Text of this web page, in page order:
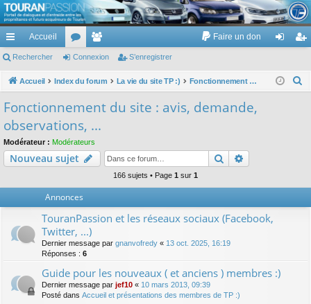
TouranPassion
Le forum des propriétaires ou futurs acquéreurs du Volkswagen Touran
cc
ès
pi
de
Accueil
or
u
e
m
Faire un don
ne nr
Rechercher Connexion S’enregistrer
Accueil Index du forum La vie du site TP :) Fonctionnement du site : avis, demande, observations, ...
h
Fonctionnement du site : avis, demande,
observations, ...
Modérateur : Modérateurs
Nouveau sujet Rechercher
166 sujets • Page 1 sur 1
Annonces
TouranPassion et les réseaux sociaux (Facebook,
Twitter, ...)
Dernier message par gnanvofredy « 13 oct. 2025, 16:19
Réponses : 6
Guide pour les nouveaux ( et anciens ) membres :)
Dernier message par jef10 « 10 mars 2013, 09:39
Posté dans Accueil et présentations des membres de TP :)